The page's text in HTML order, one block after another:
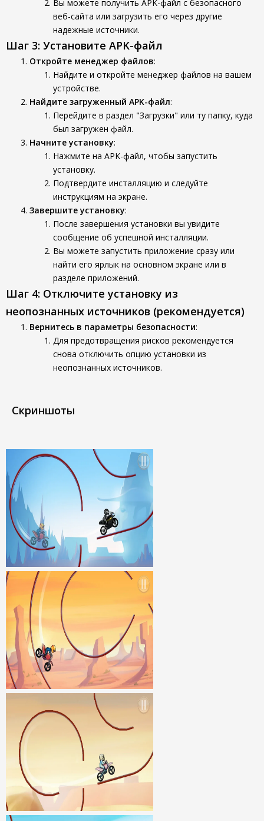
Вы можете получить APK-файл с безопасного
веб-сайта или загрузить его через другие
надежные источники.
Шаг 3: Установите APK-файл
Откройте менеджер файлов:
Найдите и откройте менеджер файлов на вашем
устройстве.
Найдите загруженный APK-файл:
Перейдите в раздел "Загрузки" или ту папку, куда
был загружен файл.
Начните установку:
Нажмите на APK-файл, чтобы запустить
установку.
Подтвердите инсталляцию и следуйте
инструкциям на экране.
Завершите установку:
После завершения установки вы увидите
сообщение об успешной инсталляции.
Вы можете запустить приложение сразу или
найти его ярлык на основном экране или в
разделе приложений.
Шаг 4: Отключите установку из
неопознанных источников (рекомендуется)
Вернитесь в параметры безопасности:
Для предотвращения рисков рекомендуется
снова отключить опцию установки из
неопознанных источников.
Скриншоты